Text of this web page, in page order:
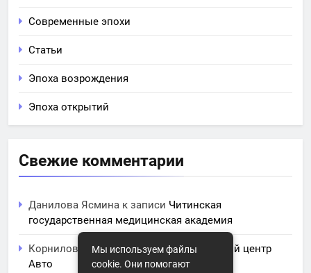
Современные эпохи
Статьи
Эпоха возрождения
Эпоха открытий
Свежие комментарии
Данилова Ясмина к записи Читинская
государственная медицинская академия
Корнилова Анитак записиЧПОУ Учебный центр
Авто
Мы используем файлы
cookie. Они помогают